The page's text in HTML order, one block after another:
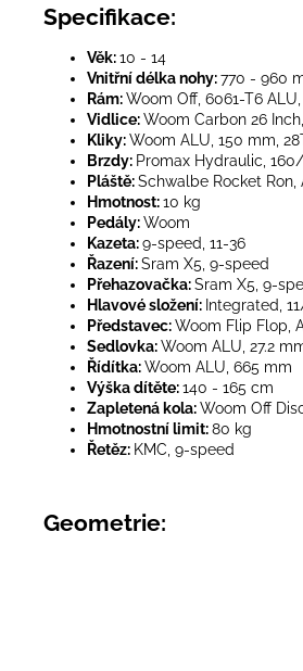
Specifikace:
Věk:10 - 14
Vnitřní délka nohy:770 - 960
Rám:Woom Off, 6061-T6
Vidlice:Woom Carbon 26
Kliky:Woom ALU, 150 mm,
Brzdy: Promax Hydraulic,
Pláště:Schwalbe Rocket Ron,
Hmotnost:10 kg
Pedály:Woom
Kazeta:9-speed, 11-36
Řazení:Sram X5, 9-speed
Přehazovačka:Sram X5, 9-
Hlavové složení: Integrated,
Představec:Woom Flip Flop,
Sedlovka:Woom ALU, 27.2
Řídítka:Woom ALU, 665 mm
Výška dítěte:140 - 165 cm
Zapletená kola:Woom Off
Hmotnostní limit:80 kg
Řetěz: KMC, 9-speed
Geometrie: